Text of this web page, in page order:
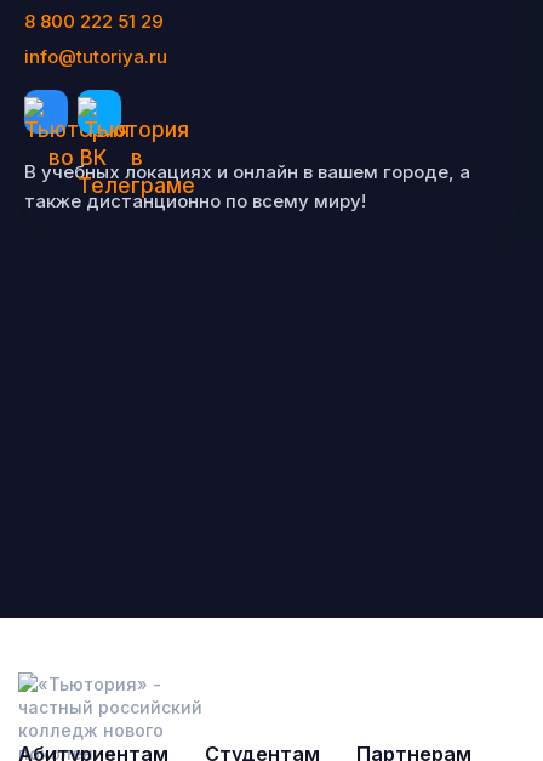
8 800 222 51 29
info@tutoriya.ru
В учебных локациях и онлайн в вашем городе, а
также дистанционно по всему миру!
Абитуриентам Студентам Партнерам